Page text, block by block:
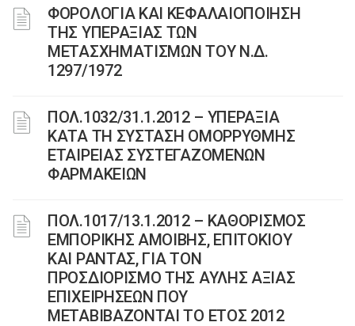
ΦΟΡΟΛΟΓΙΑ ΚΑΙ ΚΕΦΑΛΑΙΟΠΟΙΗΣΗ
ΤΗΣ ΥΠΕΡΑΞΙΑΣ ΤΩΝ
ΜΕΤΑΣΧΗΜΑΤΙΣΜΩΝ ΤΟΥ N.Δ.
1297/1972
ΠΟΛ.1032/31.1.2012 – ΥΠΕΡΑΞΙΑ
ΚΑΤΑ ΤΗ ΣΥΣΤΑΣΗ ΟΜΟΡΡΥΘΜΗΣ
ΕΤΑΙΡΕΙΑΣ ΣΥΣΤΕΓΑΖΟΜΕΝΩΝ
ΦΑΡΜΑΚΕΙΩΝ
ΠΟΛ.1017/13.1.2012 – ΚΑΘΟΡΙΣΜΟΣ
ΕΜΠΟΡΙΚΗΣ ΑΜΟΙΒΗΣ, ΕΠΙΤΟΚΙΟΥ
ΚΑΙ ΡΑΝΤΑΣ, ΓΙΑ ΤΟΝ
ΠΡΟΣΔΙΟΡΙΣΜΟ ΤΗΣ ΑΥΛΗΣ ΑΞΙΑΣ
ΕΠΙΧΕΙΡΗΣΕΩΝ ΠΟΥ
ΜΕΤΑΒΙΒΑΖΟΝΤΑΙ ΤΟ ΕΤΟΣ 2012